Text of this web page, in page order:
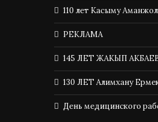
110 лет Касыму
РЕКЛАМА
145 ЛЕТ ЖАКЫП
130 ЛЕТ Алимхану
День медицинского